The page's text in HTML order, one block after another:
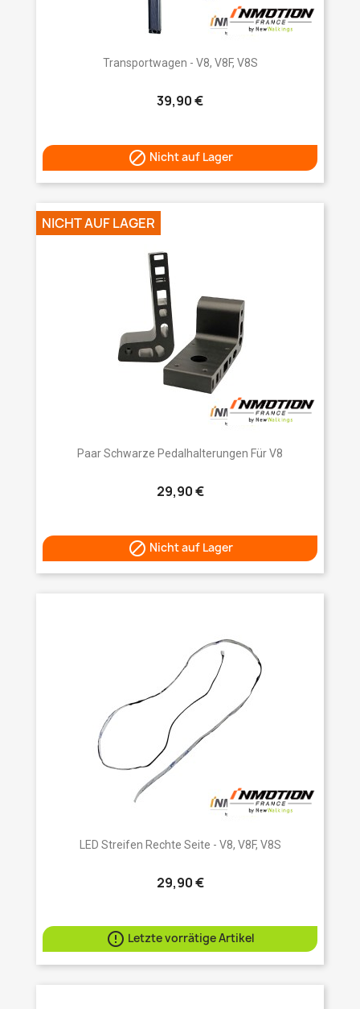
Transportwagen - V8, V8F, V8S
39,90 €
 Nicht auf Lager
Paar Schwarze Pedalhalterungen Für V8
29,90 €
 Nicht auf Lager
NICHT AUF LAGER
LED Streifen Rechte Seite - V8, V8F, V8S
29,90 €
 Letzte vorrätige Artikel